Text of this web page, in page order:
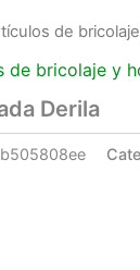
de
de bricolaje y
Derila